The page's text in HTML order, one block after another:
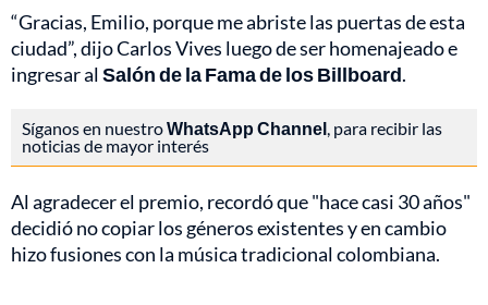
“Gracias, Emilio, porque me abriste las puertas de esta
ciudad”, dijo Carlos Vives luego de ser homenajeado e
ingresar alSalón de la Fama de los Billboard.
Síganos en nuestroWhatsApp Channel, para recibir las
noticias de mayor interés
Al agradecer el premio, recordó que "hace casi 30 años"
decidió no copiar los géneros existentes y en cambio
hizo fusiones con la música tradicional colombiana.